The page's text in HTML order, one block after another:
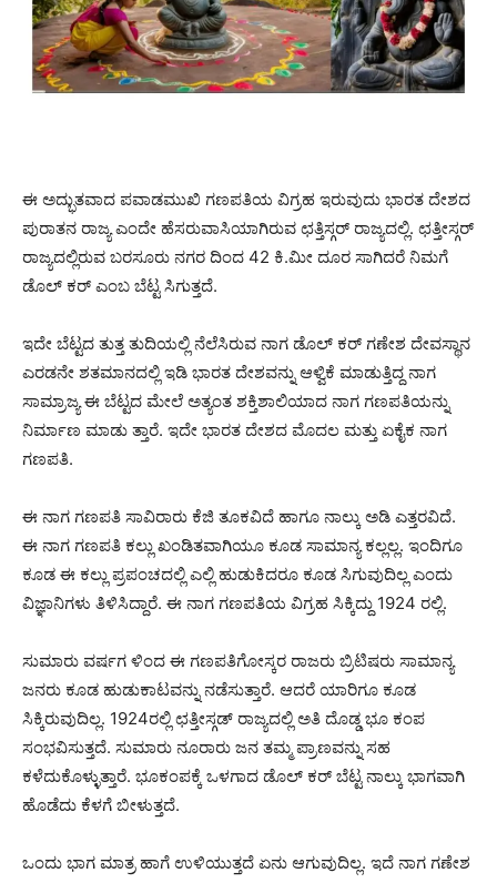
ಈ ಅದ್ಭುತವಾದ ಪವಾಡಮುಖಿ ಗಣಪತಿಯ ವಿಗ್ರಹ ಇರುವುದು ಭಾರತ ದೇಶದ
ಪುರಾತನ ರಾಜ್ಯ ಎಂದೇ ಹೆಸರುವಾಸಿಯಾಗಿರುವ ಛತ್ತಿಸ್ಗರ್ ರಾಜ್ಯದಲ್ಲಿ. ಛತ್ತೀಸ್ಗರ್
ರಾಜ್ಯದಲ್ಲಿರುವ ಬರಸೂರು ನಗರ ದಿಂದ 42 ಕಿ.ಮೀ ದೂರ ಸಾಗಿದರೆ ನಿಮಗೆ
ಡೊಲ್ ಕರ್ ಎಂಬ ಬೆಟ್ಟ ಸಿಗುತ್ತದೆ.
ಇದೇ ಬೆಟ್ಟದ ತುತ್ತ ತುದಿಯಲ್ಲಿ ನೆಲೆಸಿರುವ ನಾಗ ಡೊಲ್ ಕರ್ ಗಣೇಶ ದೇವಸ್ಥಾನ
ಎರಡನೇ ಶತಮಾನದಲ್ಲಿ ಇಡಿ ಭಾರತ ದೇಶವನ್ನು ಆಳ್ವಿಕೆ ಮಾಡುತ್ತಿದ್ದ ನಾಗ
ಸಾಮ್ರಾಜ್ಯ ಈ ಬೆಟ್ಟದ ಮೇಲೆ ಅತ್ಯಂತ ಶಕ್ತಿಶಾಲಿಯಾದ ನಾಗ ಗಣಪತಿಯನ್ನು
ನಿರ್ಮಾಣ ಮಾಡು ತ್ತಾರೆ. ಇದೇ ಭಾರತ ದೇಶದ ಮೊದಲ ಮತ್ತು ಏಕೈಕ ನಾಗ
ಗಣಪತಿ.
ಈ ನಾಗ ಗಣಪತಿ ಸಾವಿರಾರು ಕೆಜಿ ತೂಕವಿದೆ ಹಾಗೂ ನಾಲ್ಕು ಅಡಿ ಎತ್ತರವಿದೆ.
ಈ ನಾಗ ಗಣಪತಿ ಕಲ್ಲು ಖಂಡಿತವಾಗಿಯೂ ಕೂಡ ಸಾಮಾನ್ಯ ಕಲ್ಲಲ್ಲ. ಇಂದಿಗೂ
ಕೂಡ ಈ ಕಲ್ಲು ಪ್ರಪಂಚದಲ್ಲಿ ಎಲ್ಲಿ ಹುಡುಕಿದರೂ ಕೂಡ ಸಿಗುವುದಿಲ್ಲ ಎಂದು
ವಿಜ್ಞಾನಿಗಳು ತಿಳಿಸಿದ್ದಾರೆ. ಈ ನಾಗ ಗಣಪತಿಯ ವಿಗ್ರಹ ಸಿಕ್ಕಿದ್ದು 1924 ರಲ್ಲಿ.
ಸುಮಾರು ವರ್ಷಗ ಳಿಂದ ಈ ಗಣಪತಿಗೋಸ್ಕರ ರಾಜರು ಬ್ರಿಟಿಷರು ಸಾಮಾನ್ಯ
ಜನರು ಕೂಡ ಹುಡುಕಾಟವನ್ನು ನಡೆಸುತ್ತಾರೆ. ಆದರೆ ಯಾರಿಗೂ ಕೂಡ
ಸಿಕ್ಕಿರುವುದಿಲ್ಲ. 1924ರಲ್ಲಿ ಛತ್ತೀಸ್ಗಡ್ ರಾಜ್ಯದಲ್ಲಿ ಅತಿ ದೊಡ್ಡ ಭೂ ಕಂಪ
ಸಂಭವಿಸುತ್ತದೆ. ಸುಮಾರು ನೂರಾರು ಜನ ತಮ್ಮ ಪ್ರಾಣವನ್ನು ಸಹ
ಕಳೆದುಕೊಳ್ಳುತ್ತಾರೆ. ಭೂಕಂಪಕ್ಕೆ ಒಳಗಾದ ಡೊಲ್ ಕರ್ ಬೆಟ್ಟ ನಾಲ್ಕು ಭಾಗವಾಗಿ
ಹೊಡೆದು ಕೆಳಗೆ ಬೀಳುತ್ತದೆ.
ಒಂದು ಭಾಗ ಮಾತ್ರ ಹಾಗೆ ಉಳಿಯುತ್ತದೆ ಏನು ಆಗುವುದಿಲ್ಲ. ಇದೆ ನಾಗ ಗಣೇಶ